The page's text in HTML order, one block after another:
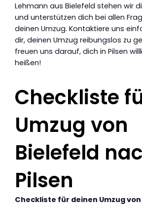
Lehmann aus Bielefeld stehen wir
und unterstützen dich bei allen
deinen Umzug. Kontaktiere uns
dir, deinen Umzug reibungslos zu
freuen uns darauf, dich in Pilsen
heißen!
Checkliste
Umzug von
Bielefeld
Pilsen
Checkliste für deinen Umzug